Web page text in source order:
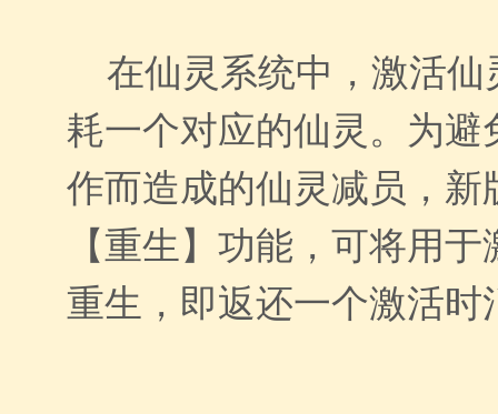
在仙灵系统中，激活仙
耗一个对应的仙灵。为
作而造成的仙灵减员，新
【重生】功能，可将用
重生，即返还一个激活